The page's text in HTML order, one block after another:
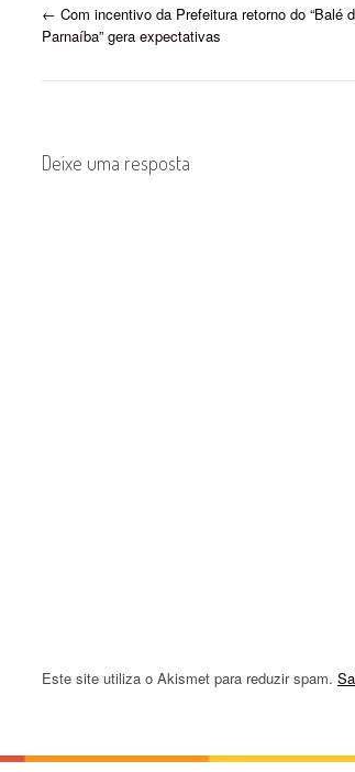
P
t
← Com incentivo da Prefeitura retorno do “Balé
Parnaíba” gera expectativas
Deixe uma resposta
Este site utiliza o Akismet para reduzir spam.